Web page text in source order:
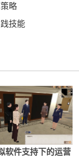
略
技能
软件支持下的运营